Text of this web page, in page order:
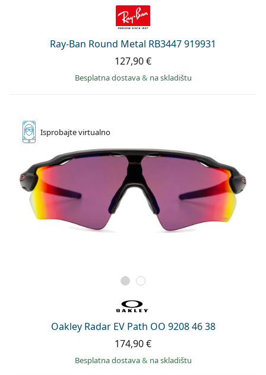
Ray-Ban Round Metal RB3447 919931
127,90 €
Besplatna dostava& na skladištu
Isprobajtevirtualno
Oakley Radar EV Path OO 9208 46 38
174,90 €
Besplatna dostava& na skladištu